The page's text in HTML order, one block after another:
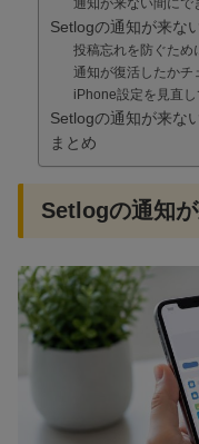
通知が来ない間にで
Setlogの通知が来な
投稿忘れを防ぐため
通知が復活したかチ
iPhone設定を見直
Setlogの通知が来な
まとめ
Setlogの通知